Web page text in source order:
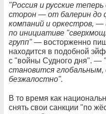
"Россия и русские
сторон — от балерин до
компаний и оркестров,
по инициативе
групп" — восторженно
находится в подобной
с "войны Судного дня". —
становится глобальным,
безжалостно".
В то время как
снять свои санкции "по